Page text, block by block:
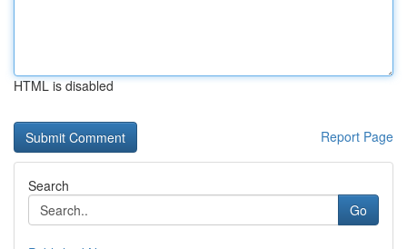
HTML is disabled
Report Page
Search
Go